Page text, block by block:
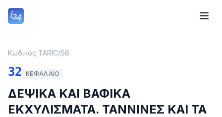
Κωδικός TARIC/S6
32 ΚΕΦΆΛΑΙΟ
ΔΕΨΙΚΑ ΚΑΙ ΒΑΦΙΚΑ
ΕΚΧΥΛΙΣΜΑΤΑ. ΤΑΝΝΙΝΕΣ ΚΑΙ ΤΑ